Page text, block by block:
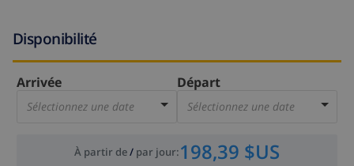
Disponibilité
Arrivée
Sélectionnez une date
Départ
Sélectionnez une date
À partir de/ par jour:198,39 $US